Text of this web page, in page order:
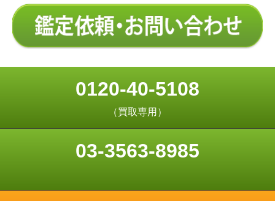
0120-40-5108
（買取専用）
03-3563-8985